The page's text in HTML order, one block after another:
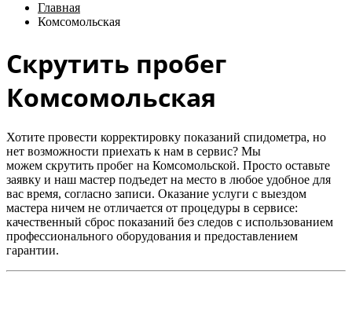
Главная
Комсомольская
Скрутить пробег
Комсомольская
Хотите провести корректировку показаний спидометра, но
нет возможности приехать к нам в сервис? Мы
можем скрутить пробег на Комсомольской. Просто оставьте
заявку и наш мастер подъедет на место в любое удобное для
вас время, согласно записи. Оказание услуги с выездом
мастера ничем не отличается от процедуры в сервисе:
качественный сброс показаний без следов с использованием
профессионального оборудования и предоставлением
гарантии.